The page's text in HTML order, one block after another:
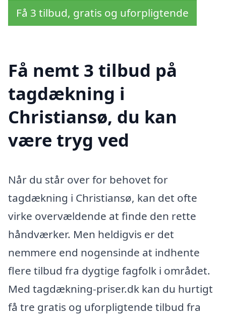
Få 3 tilbud, gratis og uforpligtende
Få nemt 3 tilbud på
tagdækning i
Christiansø, du kan
være tryg ved
Når du står over for behovet for
tagdækning i Christiansø, kan det ofte
virke overvældende at finde den rette
håndværker. Men heldigvis er det
nemmere end nogensinde at indhente
flere tilbud fra dygtige fagfolk i området.
Med tagdækning-priser.dk kan du hurtigt
få tre gratis og uforpligtende tilbud fra